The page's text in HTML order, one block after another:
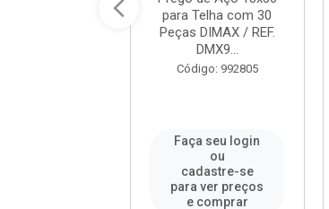
para Telha com 30
Peças DIMAX / REF.
DMX9...
Código: 992805
Faça seu login
ou
cadastre-se
para ver preços
e comprar